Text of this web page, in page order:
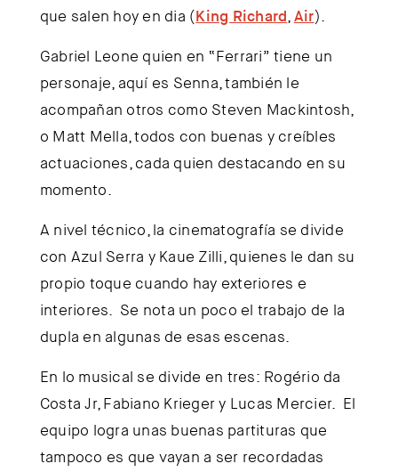
que salen hoy en dia (King Richard,Air).
Gabriel Leone quien en “Ferrari” tiene un
personaje, aquí es Senna, también le
acompañan otros como Steven Mackintosh,
o Matt Mella, todos con buenas y creíbles
actuaciones, cada quien destacando en su
momento.
A nivel técnico, la cinematografía se divide
con Azul Serra y Kaue Zilli, quienes le dan su
propio toque cuando hay exteriores e
interiores. Se nota un poco el trabajo de la
dupla en algunas de esas escenas.
En lo musical se divide en tres: Rogério da
Costa Jr, Fabiano Krieger y Lucas Mercier. El
equipo logra unas buenas partituras que
tampoco es que vayan a ser recordadas